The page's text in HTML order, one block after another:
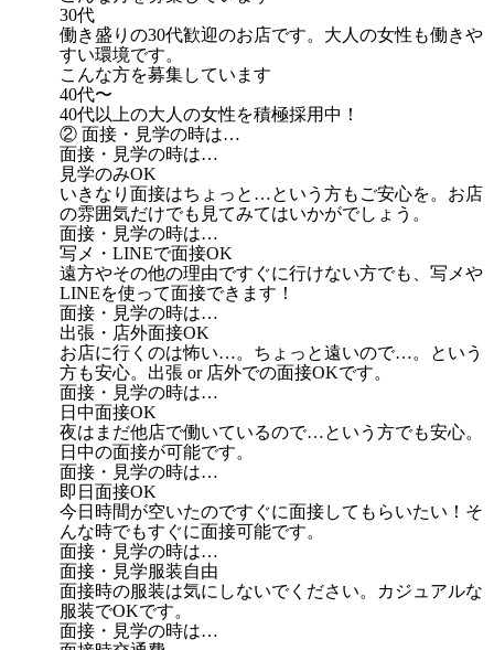
30代
働き盛りの30代歓迎のお店です。大人の女性も働きや
すい環境です。
こんな方を募集しています
40代〜
40代以上の大人の女性を積極採用中！
② 面接・見学の時は…
面接・見学の時は…
見学のみOK
いきなり面接はちょっと…という方もご安心を。お店
の雰囲気だけでも見てみてはいかがでしょう。
面接・見学の時は…
写メ・LINEで面接OK
遠方やその他の理由ですぐに行けない方でも、写メや
LINEを使って面接できます！
面接・見学の時は…
出張・店外面接OK
お店に行くのは怖い…。ちょっと遠いので…。という
方も安心。出張 or 店外での面接OKです。
面接・見学の時は…
日中面接OK
夜はまだ他店で働いているので…という方でも安心。
日中の面接が可能です。
面接・見学の時は…
即日面接OK
今日時間が空いたのですぐに面接してもらいたい！そ
んな時でもすぐに面接可能です。
面接・見学の時は…
面接・見学服装自由
面接時の服装は気にしないでください。カジュアルな
服装でOKです。
面接・見学の時は…